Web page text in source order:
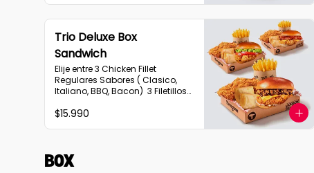
Trio Deluxe Box
Sandwich
Elije entre 3 Chicken Fillet
Regulares Sabores ( Clasico,
Italiano, BBQ, Bacon)  3 Filetillos,
Empanadas de Queso Snack
$15.990
Box